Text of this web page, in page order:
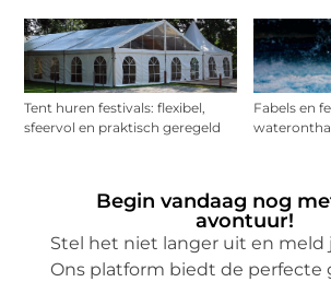
Tent huren festivals: flexibel,
sfeervol en praktisch geregeld
Fabels en
Begin vandaag nog
avontuur!
Stel het niet langer uit en meld
Ons platform biedt de perfecte